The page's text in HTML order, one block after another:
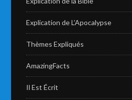
Explication de L’Apocalypse
Thèmes Expliqués
AmazingFacts
Il Est Écrit